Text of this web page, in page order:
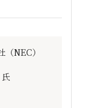
NEC）
氏